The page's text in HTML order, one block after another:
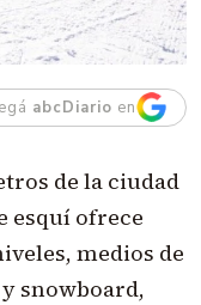
abcDiario en
de la ciudad
esquí ofrece
medios de
snowboard,